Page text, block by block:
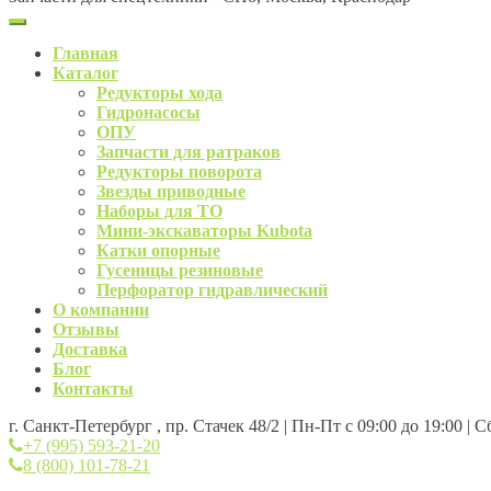
Главная
Каталог
Редукторы хода
Гидронасосы
ОПУ
Запчасти для ратраков
Редукторы поворота
Звезды приводные
Наборы для ТО
Мини-экскаваторы Kubota
Катки опорные
Гусеницы резиновые
Перфоратор гидравлический
О компании
Отзывы
Доставка
Блог
Контакты
г. Санкт-Петербург , пр. Стачек 48/2 | Пн-Пт с 09:00 до 19:00 |
+7 (995) 593-21-20
8 (800) 101-78-21